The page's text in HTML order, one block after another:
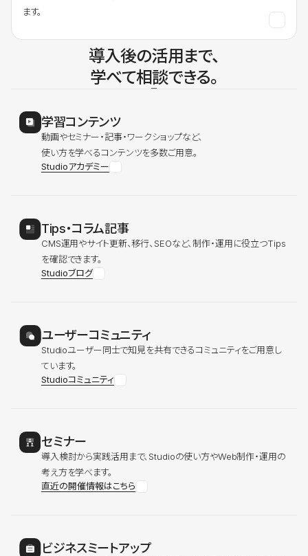
ます。
導入後の活用まで、
学べて相談できる。
学習コンテンツ
動画やセミナー・記事・ワークショップなど、
使い方を学べるコンテンツを多数ご用意。
Studioアカデミー
Tips・コラム記事
CMS運用やサイト更新、移行、SEOなど、制作・運用に役立つTips
を確認できます。
Studioブログ
ユーザーコミュニティ
Studioユーザー同士で知見を共有できるコミュニティをご用意し
ています。
Studioコミュニティ
セミナー
導入検討から実践活用まで、Studioの使い方やWeb制作・運用の
考え方を学べます。
直近の開催情報はこちら
ビジネスミートアップ